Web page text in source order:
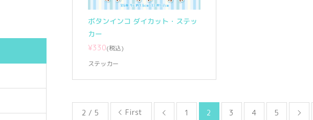
ボタンインコ ダイカット・ステッ
カー
¥330(税込)
ステッカー
2 / 5 First  1 2 3 4 5 